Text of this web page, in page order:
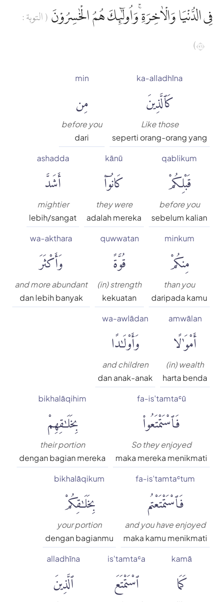
فِى الدُّنْيَا وَالْاٰخِرَةِ ۚوَاُولٰۤىِٕكَ هُمُ الْخٰسِرُوْنَ ( التوبة :
٦٩)
ka-alladhīna
كَٱلَّذِينَ
Like those
seperti orang-orang yang
min
مِن
before you
dari
qablikum
قَبْلِكُمْ
before you
sebelum kalian
kānū
كَانُوٓا۟
they were
adalah mereka
ashadda
أَشَدَّ
mightier
lebih/sangat
minkum
مِنكُمْ
than you
daripada kamu
quwwatan
قُوَّةً
(in) strength
kekuatan
wa-akthara
وَأَكْثَرَ
and more abundant
dan lebih banyak
amwālan
أَمْوَٰلًا
(in) wealth
harta benda
wa-awlādan
وَأَوْلَٰدًا
and children
dan anak-anak
fa-is'tamtaʿū
فَٱسْتَمْتَعُوا۟
So they enjoyed
maka mereka menikmati
bikhalāqihim
بِخَلَٰقِهِمْ
their portion
dengan bagian mereka
fa-is'tamtaʿtum
فَٱسْتَمْتَعْتُم
and you have enjoyed
maka kamu menikmati
bikhalāqikum
بِخَلَٰقِكُمْ
your portion
dengan bagianmu
kamā
كَمَا
is'tamtaʿa
ٱسْتَمْتَعَ
alladhīna
ٱلَّذِينَ